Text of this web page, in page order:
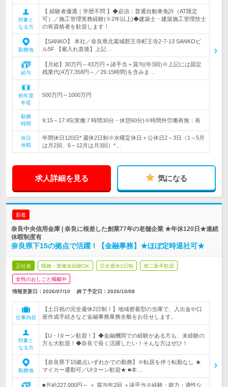
対象と
なる方
【 経験者優遇｜学歴不問 】◆必須：普通自動車免許（AT限定
可）／施工管理実務経験(※2年以上)◆建築士・建築施工管理技士
の有資格者を歓迎します！
勤務地
【SANKO】 本社／奈良県北葛城郡王寺町王寺2-7-13 SANKOビ
ル5F 【雇入れ直後】上記…
給与
【月給】30万円～43万円＋諸手当＋賞与(年3回)※上記には固定
残業代(4万7,358円～／29.15時間)を含みま…
初年度
年収
500万円～1000万円
勤務
時間
9:15～17:45(実働７時間30分・休憩60分)※時間外労働有無：有
休日
休暇
年間休日120日* 週休2日制※水曜定休日＋公休日2～3日（1～5月
は月2回、6～12月は月3回）*…
求人詳細を見る 気になる
新着
奈良中央信用金庫 | 奈良に根差した創業77年の老舗企業 ★年休120日★連続
休暇制度有
奈良県下15の拠点で活躍！【金融事務】★ほぼ定時退社可★
正社員 職種・業種未経験OK 完全週休2日制 第二新卒歓迎
女性のおしごと掲載中
情報更新日：2026/07/10 終了予定日： 2026/10/08
仕事内容
【土日祝の完全週休2日制！】地域密着型の当庫で、入出金や口
座作成手続きなど金融事務業務全般をお任せします。
対象と
なる方
【U・Iターン歓迎！】◆金融機関での経験がある方も、未経験の
方も大歓迎！◆奈良で長く活躍したい！そんな方はぜひ！
勤務地
【奈良県下15拠点いずれかでの勤務】※転居を伴う転勤なし ★
マイカー通勤可／UIターン歓迎★ ■本…
■月給227,000円～ ＋ 賞与年2回 ＋諸手当※経験・能力・適性な